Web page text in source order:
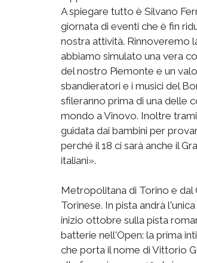
A spiegare tutto è Silvano
giornata di eventi che è fin
nostra attività. Rinnoveremo
abbiamo simulato una vera
del nostro Piemonte e un
sbandieratori e i musici del
sfileranno prima di una delle
mondo a Vinovo. Inoltre
guidata dai bambini per
perché il 18 ci sarà anche il
italiani».
Metropolitana di Torino e
Torinese. In pista andrà
inizio ottobre sulla pista
batterie nell'Open: la prima
che porta il nome di Vittorio